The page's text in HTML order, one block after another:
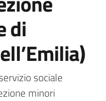
di
sociale
minori